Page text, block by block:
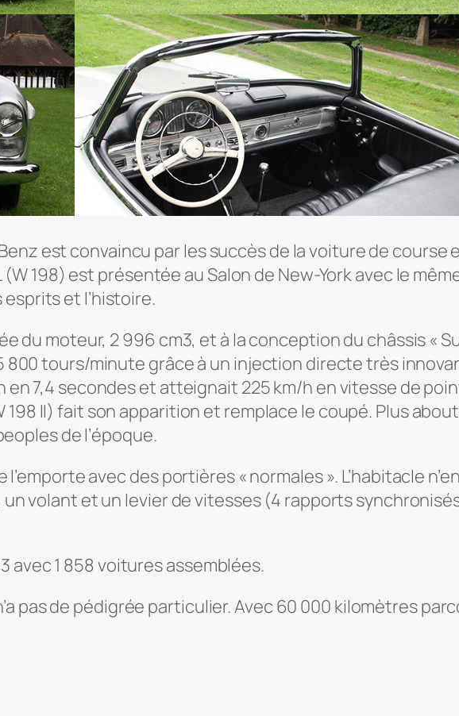
est convaincu par les succès de la voiture de course
198) est présentée au Salon de New-York avec le
et l’histoire.
du moteur, 2 996 cm3, et à la conception du châssis «
800 tours/minute grâce à un injection directe très
en 7,4 secondes et atteignait 225 km/h en vitesse de
198 II) fait son apparition et remplace le coupé. Plus
de l’époque.
avec des portières « normales ». L’habitacle
volant et un levier de vitesses (4 rapports
avec 1 858 voitures assemblées.
pas de pédigrée particulier. Avec 60 000 kilomètres